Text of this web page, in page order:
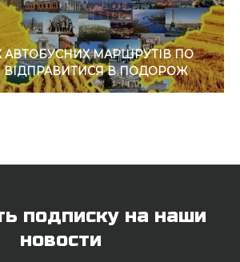
АВТОБУСНИХ МАРШРУТІВ ПО
ВІДПРАВИТИСЯ В ПОДОРОЖ
подписку на наши
новости